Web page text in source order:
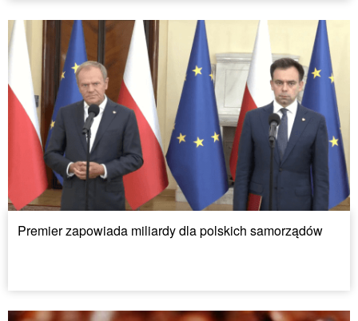
Premier zapowiada miliardy dla polskich samorządów